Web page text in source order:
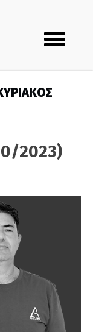
Toggle
navigation
2023)